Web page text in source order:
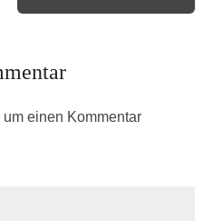
einen Kommentar